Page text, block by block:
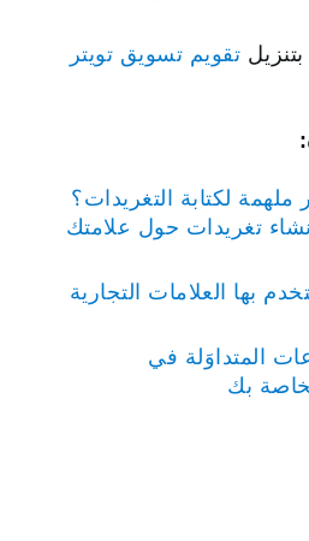
تقويم تسويق تويتر
لكتابة التغريدات؟
تغريدات حول علامتك
بها العلامات التجارية
المتداوَلة في
بك